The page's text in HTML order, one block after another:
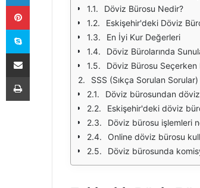
Döviz Bürosu Nedir?
Eskişehir'deki Döviz
En İyi Kur Değerleri
Döviz Bürolarında
Döviz Bürosu
SSS (Sıkça Sorulan Sorular)
Döviz bürosundan
Eskişehir'deki döviz
Döviz bürosu işlemleri
Online döviz bürosu
Döviz bürosunda
Pinterest
Skype
E-Posta ile paylaş